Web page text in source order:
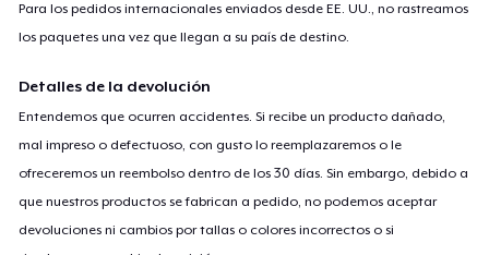
Para los pedidos internacionales enviados desde EE. UU., no rastreamos
los paquetes una vez que llegan a su país de destino.
Detalles de la devolución
Entendemos que ocurren accidentes. Si recibe un producto dañado,
mal impreso o defectuoso, con gusto lo reemplazaremos o le
ofreceremos un reembolso dentro de los 30 días. Sin embargo, debido a
que nuestros productos se fabrican a pedido, no podemos aceptar
devoluciones ni cambios por tallas o colores incorrectos o si